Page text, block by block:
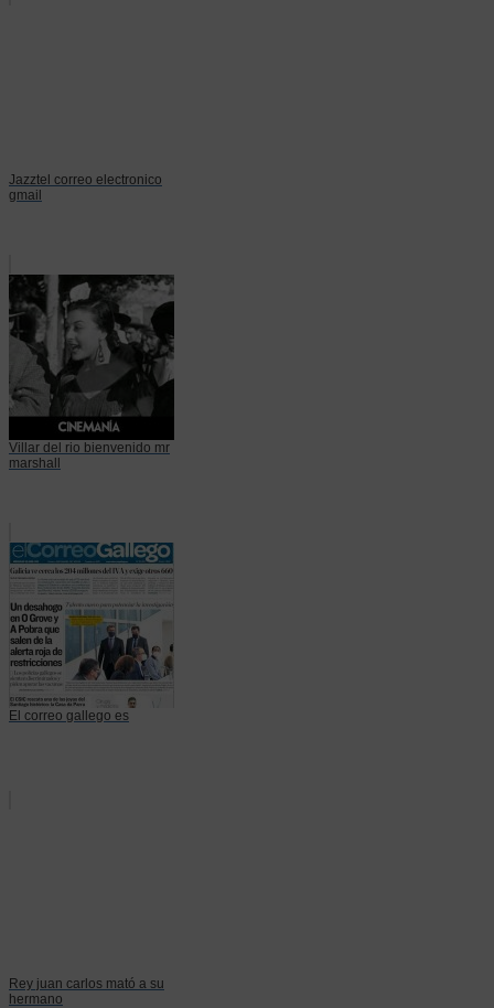
Jazztel correo electronico
gmail
Villar del rio bienvenido mr
marshall
El correo gallego es
Rey juan carlos mató a su
hermano